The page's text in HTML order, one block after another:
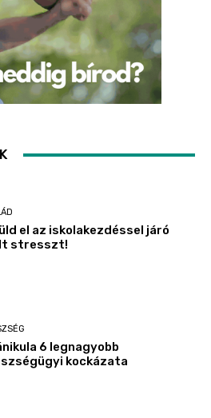
el az iskolakezdéssel járó
stresszt!
6 legnagyobb
kockázata